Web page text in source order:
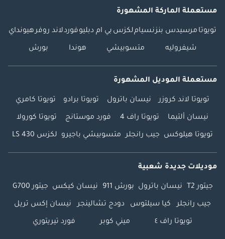
مستعملة الماركة المشهورة
تويوتا مرسيدس بنزنسياملكزس بي ام دبليوفوردلاند روفرهيونداي
شيفروليه متسوبيشي هوندا بورش
مستعملة الموديل المشهورة
تويوتا لاند كروزر نيسان باترول تويوتا برادو تويوتا كامري
نيسان ألتيما تويوتا راف 4 فورد موستانج تويوتا كورولا
تويوتا هيلوكس جيب رانجلر متسوبيشي باجيرو لكزس LS 430
موديلات جديدة شعبية
جيتور T2 نيسان باترول بورش 911 نيسان كيكس جيتور G700
جيب رانجلر كيا سيلتوس دودج تشالينجر نيسان إكس تريل
تويوتا راف ٤ ميني كوبر فورد تيريتوري